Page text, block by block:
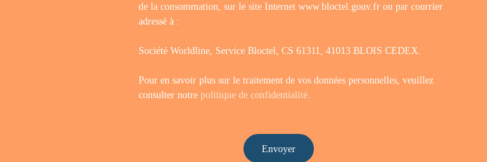
de la consommation, sur le site Internet www.bloctel.gouv.fr ou par courrier
adressé à :
Société Worldline, Service Bloctel, CS 61311, 41013 BLOIS CEDEX.
Pour en savoir plus sur le traitement de vos données personnelles, veuillez
consulter notre politique de confidentialité
Envoyer